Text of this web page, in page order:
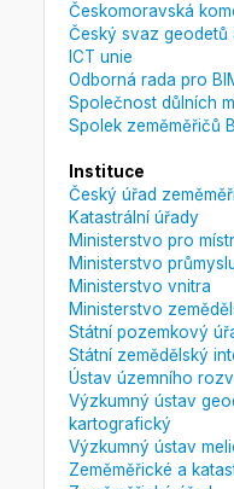
Českomoravská
Český svaz geodetů
ICT unie
Odborná rada pro
Společnost důlních
Spolek zeměměřičů
Instituce
Český úřad
Katastrální úřady
Ministerstvo pro
Ministerstvo
Ministerstvo vnitra
Ministerstvo
Státní pozemkový
Státní zemědělský
Ústav územního
Výzkumný ústav
kartografický
Výzkumný ústav
Zeměměřické a